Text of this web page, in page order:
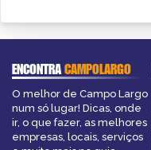
ENCONTRACAMPOLARGO
O melhor de Campo Largo
num só lugar! Dicas, onde
ir, o que fazer, as melhores
empresas, locais, serviços